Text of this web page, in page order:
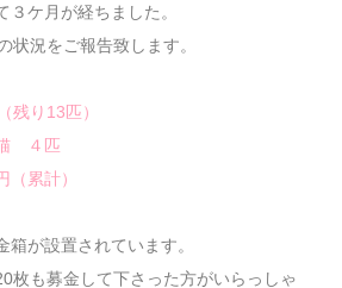
ケ月が経ちました。
状況をご報告致します。
り13匹）
４匹
累計）
箱が設置されています。
枚も募金して下さった方がいらっしゃ